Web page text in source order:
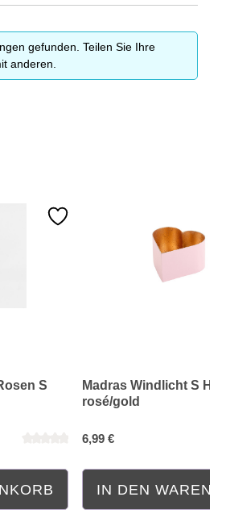
gefunden. Teilen Sie Ihre
anderen.
S
Madras Windlicht S
rosé/gold
6,99 €
IN DEN